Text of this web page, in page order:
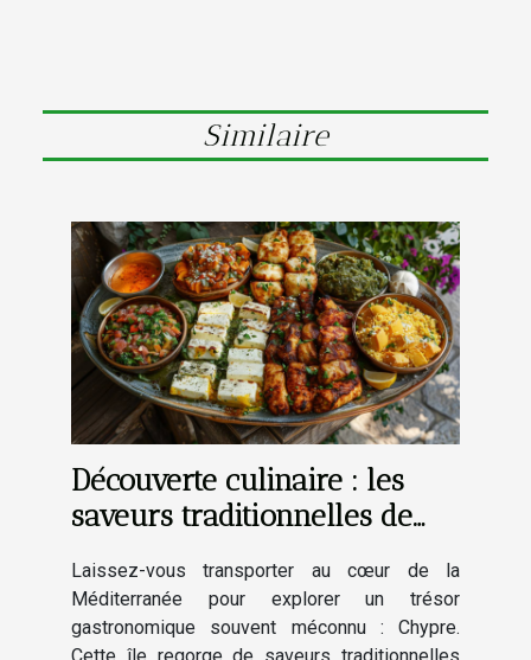
Similaire
Découverte culinaire : les
saveurs traditionnelles de
Laissez-vous transporter au cœur de la
Méditerranée pour explorer un trésor
gastronomique souvent méconnu : Chypre.